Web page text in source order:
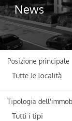
News
Posizione principale
Tutte le località
Tipologia
Tutti i tipi